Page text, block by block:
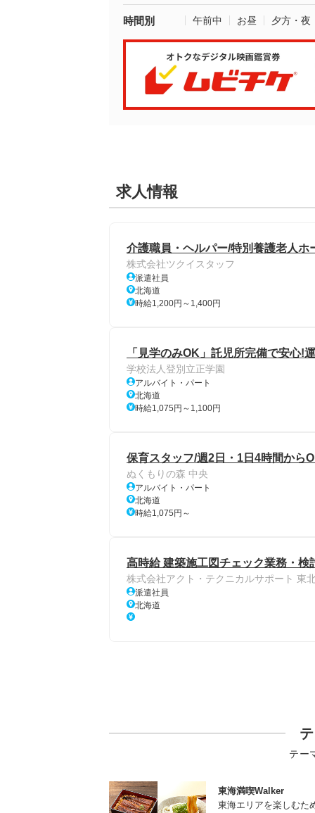
時間別 午前中 お昼 夕方・夜
求人情報
介護職員・ヘルパー/特別養護老人
株式会社ツクイスタッフ
派遣社員
北海道
時給1,200円～1,400円
「見学のみOK」託児所完備で安心!
学校法人登別立正学園
アルバイト・パート
北海道
時給1,075円～1,100円
保育スタッフ/週2日・1日4時間から
ぬくもりの森 中央
アルバイト・パート
北海道
時給1,075円～
高時給 建築施工図チェック業務・
株式会社アクト・テクニカルサポート 東
派遣社員
北海道
テー
東海満喫Walker
東海エリアを楽しむた